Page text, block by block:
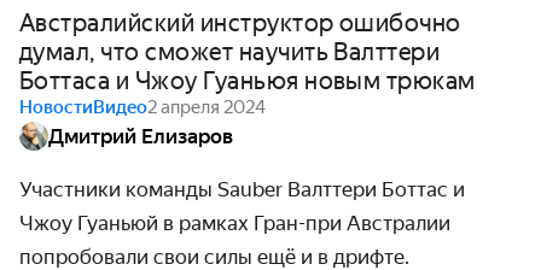
Австралийский инструктор ошибочно
думал, что сможет научить Валттери
Боттаса и Чжоу Гуаньюя новым трюкам
НовостиВидео2 апреля 2024
Дмитрий Елизаров
Участники команды Sauber Валттери Боттас и
Чжоу Гуаньюй в рамках Гран-при Австралии
попробовали свои силы ещё и в дрифте.